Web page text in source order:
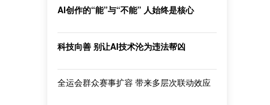
AI创作的“能”与“不能” 人始终是核心
科技向善 别让AI技术沦为违法帮凶
全运会群众赛事扩容 带来多层次联动效应